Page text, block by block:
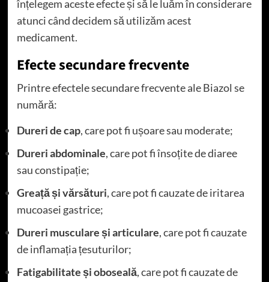
înțelegem aceste efecte și să le luăm în considerare
atunci când decidem să utilizăm acest
medicament.
Efecte secundare frecvente
Printre efectele secundare frecvente ale Biazol se
numără:
Dureri de cap, care pot fi ușoare sau moderate;
Dureri abdominale, care pot fi însoțite de diaree
sau constipație;
Greață și vărsături, care pot fi cauzate de iritarea
mucoasei gastrice;
Dureri musculare și articulare, care pot fi cauzate
de inflamația țesuturilor;
Fatigabilitate și oboseală, care pot fi cauzate de